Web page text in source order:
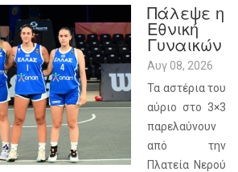
Πάλεψε η
Εθνική
Γυναικών
Αυγ 08, 2026
Τα αστέρια του
αύριο στο 3×3
παρελαύνουν
από την
Πλατεία Νερού